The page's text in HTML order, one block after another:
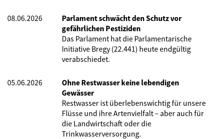
08.06.2026
Parlament schwächt den Schutz vor
gefährlichen Pestiziden
Das Parlament hat die Parlamentarische
Initiative Bregy (22.441) heute endgültig
verabschiedet.
05.06.2026
Ohne Restwasser keine lebendigen
Gewässer
Restwasser ist überlebenswichtig für unsere
Flüsse und ihre Artenvielfalt – aber auch für
die Landwirtschaft oder die
Trinkwasserversorgung.